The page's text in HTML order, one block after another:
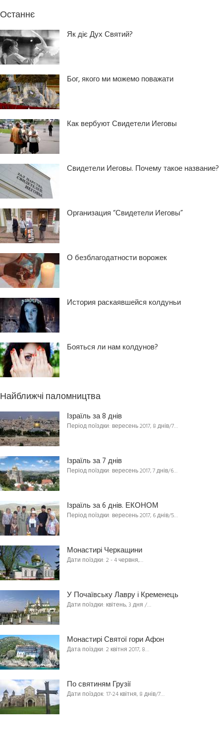
Останнє
Як діє Дух Святий?
Бог, якого ми можемо поважати
Как вербуют Свидетели Иеговы
Свидетели Иеговы. Почему такое название?
Организация “Свидетели Иеговы”
О безблагодатности ворожек
История раскаявшейся колдуньи
Бояться ли нам колдунов?
Найближчі паломництва
Ізраїль за 8 днів
Період поїздки: вересень 2017, 8 днів/7…
Ізраїль за 7 днів
Період поїздки: вересень 2017, 7 днів/6…
Ізраїль за 6 днів. ЕКОНОМ
Період поїздки: вересень 2017, 6 днів/5…
Монастирі Черкащини
Дати поїздки: 2 - 4 червня,…
У Почаївську Лавру і Кременець
Дати поїздки: квітень, 3 дня /…
Монастирі Святої гори Афон
Дата поїздки: 2 квітня 2017, 8…
По святиням Грузії
Дати поїздок: 17-24 квітня, 8 днів/7…